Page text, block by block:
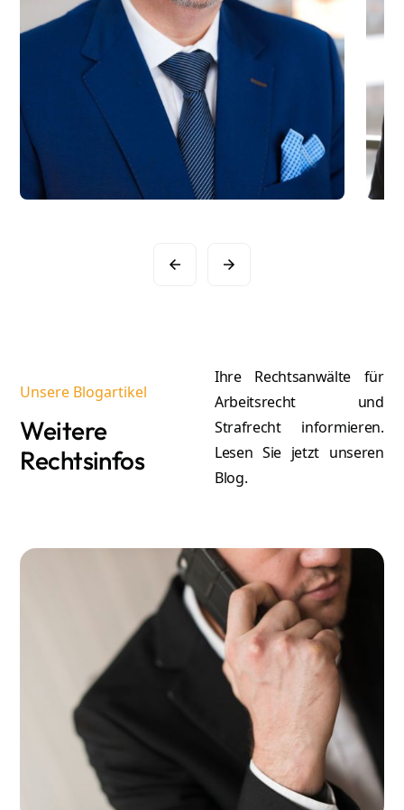
Unsere Blogartikel
Weitere
Rechtsinfos
Ihre Rechtsanwälte für
Arbeitsrecht und
Strafrecht informieren.
Lesen Sie jetzt unseren
Blog.